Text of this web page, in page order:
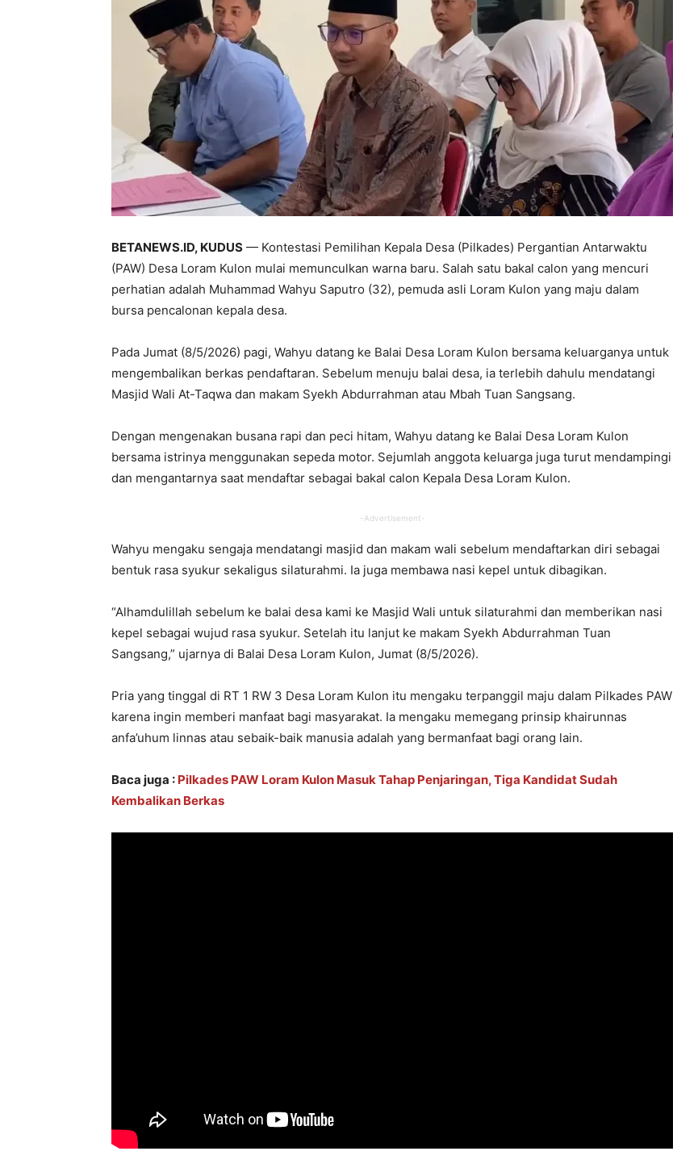
BETANEWS.ID, KUDUS — Kontestasi Pemilihan Kepala Desa (Pilkades) Pergantian Antarwaktu
(PAW) Desa Loram Kulon mulai memunculkan warna baru. Salah satu bakal calon yang mencuri
perhatian adalah Muhammad Wahyu Saputro (32), pemuda asli Loram Kulon yang maju dalam
bursa pencalonan kepala desa.
Pada Jumat (8/5/2026) pagi, Wahyu datang ke Balai Desa Loram Kulon bersama keluarganya untuk
mengembalikan berkas pendaftaran. Sebelum menuju balai desa, ia terlebih dahulu mendatangi
Masjid Wali At-Taqwa dan makam Syekh Abdurrahman atau Mbah Tuan Sangsang.
Dengan mengenakan busana rapi dan peci hitam, Wahyu datang ke Balai Desa Loram Kulon
bersama istrinya menggunakan sepeda motor. Sejumlah anggota keluarga juga turut mendampingi
dan mengantarnya saat mendaftar sebagai bakal calon Kepala Desa Loram Kulon.
-Advertisement-
Wahyu mengaku sengaja mendatangi masjid dan makam wali sebelum mendaftarkan diri sebagai
bentuk rasa syukur sekaligus silaturahmi. Ia juga membawa nasi kepel untuk dibagikan.
“Alhamdulillah sebelum ke balai desa kami ke Masjid Wali untuk silaturahmi dan memberikan nasi
kepel sebagai wujud rasa syukur. Setelah itu lanjut ke makam Syekh Abdurrahman Tuan
Sangsang,” ujarnya di Balai Desa Loram Kulon, Jumat (8/5/2026).
Pria yang tinggal di RT 1 RW 3 Desa Loram Kulon itu mengaku terpanggil maju dalam Pilkades PAW
karena ingin memberi manfaat bagi masyarakat. Ia mengaku memegang prinsip khairunnas
anfa’uhum linnas atau sebaik-baik manusia adalah yang bermanfaat bagi orang lain.
Baca juga : Pilkades PAW Loram Kulon Masuk Tahap Penjaringan, Tiga Kandidat Sudah
Kembalikan Berkas